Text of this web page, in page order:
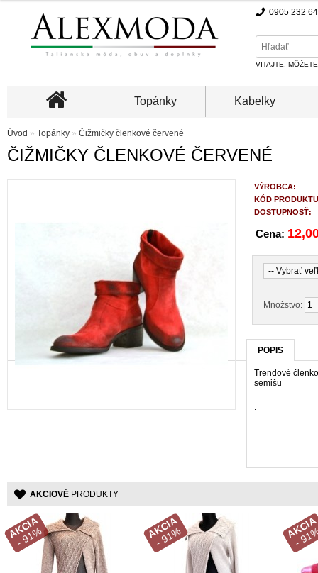
0905 232
VITAJTE,
Topánky Kabelky
Úvod » Topánky » Čižmičky členkové červené
ČIŽMIČKY ČLENKOVÉ ČERVENÉ
VÝROBCA:
KÓD
DOSTUPNOSŤ:
Cena:
Množstvo:
POPIS
Trendové
semišu
.
AKCIOVÉ PRODUKTY
AKCIA
- 91% AKCIA
- 91% AKCIA
-